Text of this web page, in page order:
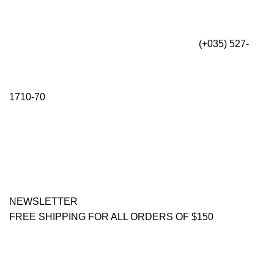
(+035) 527-
1710-70
NEWSLETTER
FREE SHIPPING FOR ALL ORDERS OF $150